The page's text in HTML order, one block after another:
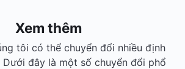
Xem thêm
tôi có thể chuyển đổi nhiều định
đây là một số chuyển đổi phổ